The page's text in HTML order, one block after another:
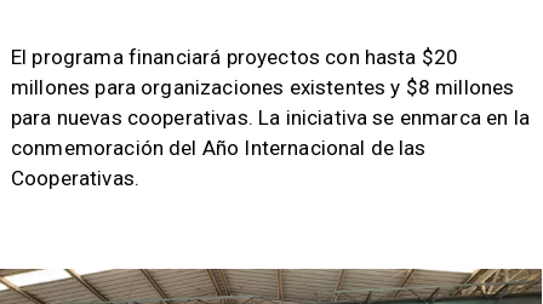
​El programa financiará proyectos con hasta $20
millones para organizaciones existentes y $8 millones
para nuevas cooperativas. La iniciativa se enmarca en la
conmemoración del Año Internacional de las
Cooperativas.